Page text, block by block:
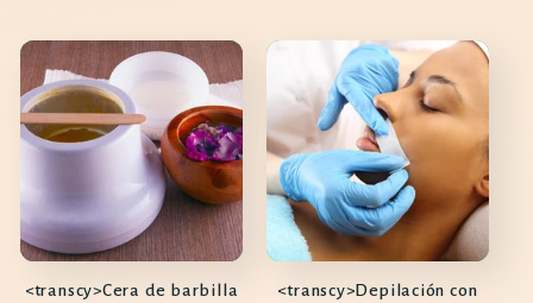
<transcy>Cera de barbilla
<transcy>Depilación con